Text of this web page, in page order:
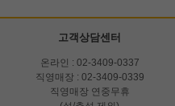
고객상담센터
온라인 : 02-3409-0337
직영매장 : 02-3409-0339
직영매장 연중무휴